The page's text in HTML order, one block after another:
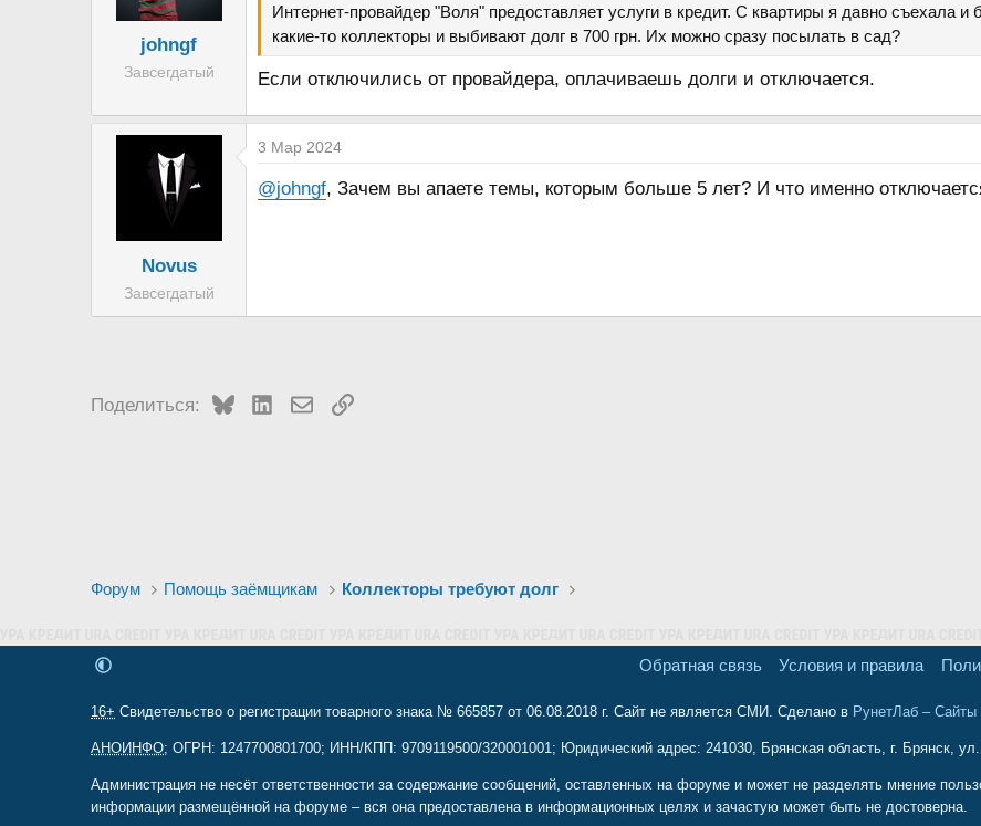
johngf
Завсегдатый
Интернет-провайдер "Воля" предоставляет услуги в кредит. С квартиры я давно съехала и
какие-то коллекторы и выбивают долг в 700 грн. Их можно сразу посылать в сад?
Если отключились от провайдера, оплачиваешь долги и отключается.
Novus
Завсегдатый
3 Мар 2024
@johngf, Зачем вы апаете темы, которым больше 5 лет? И что именно
Поделиться: BlueskyLinkedInЭлектронная почта
Ссылка
Форум Помощь заёмщикам Коллекторы требуют долг
Обратная связь Условия и правила
16+ Свидетельство о регистрации товарного знака № 665857 от 06.08.2018 г. Сайт не является СМИ. Сделано в РунетЛаб – Сайты
АНОИНФО; ОГРН: 1247700801700; ИНН/КПП: 9709119500/320001001; Юридический адрес: 241030, Брянская область, г. Брянск,
Администрация не несёт ответственности за содержание сообщений, оставленных на форуме и может не разделять мнение
информации размещённой на форуме – вся она предоставлена в информационных целях и зачастую может быть не достоверна.